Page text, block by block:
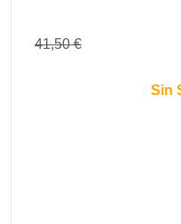
41,50 €
Sin